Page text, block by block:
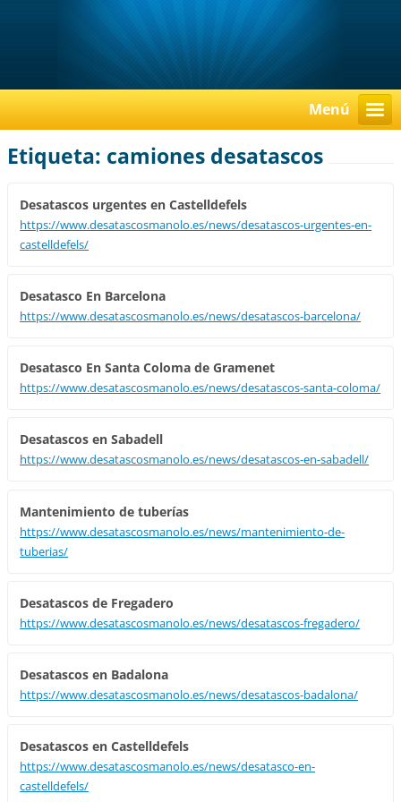
Menú
Etiqueta: camiones desatascos
Desatascos urgentes en Castelldefels
https://www.desatascosmanolo.es/news/desatascos-urgentes-en-
castelldefels/
Desatasco En Barcelona
https://www.desatascosmanolo.es/news/desatascos-barcelona/
Desatasco En Santa Coloma de Gramenet
https://www.desatascosmanolo.es/news/desatascos-santa-coloma/
Desatascos en Sabadell
https://www.desatascosmanolo.es/news/desatascos-en-sabadell/
Mantenimiento de tuberías
https://www.desatascosmanolo.es/news/mantenimiento-de-
tuberias/
Desatascos de Fregadero
https://www.desatascosmanolo.es/news/desatascos-fregadero/
Desatascos en Badalona
https://www.desatascosmanolo.es/news/desatascos-badalona/
Desatascos en Castelldefels
https://www.desatascosmanolo.es/news/desatasco-en-
castelldefels/